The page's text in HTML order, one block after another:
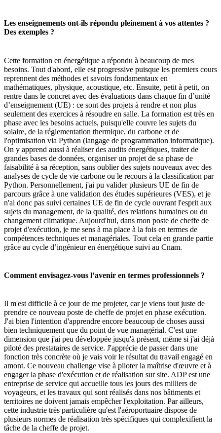
Les enseignements ont-ils répondu pleinement à vos attentes ?
Des exemples ?
Cette formation en énergétique a répondu à beaucoup de mes
besoins. Tout d'abord, elle est progressive puisque les premiers cours
reprennent des méthodes et savoirs fondamentaux en
mathématiques, physique, acoustique, etc. Ensuite, petit à petit, on
rentre dans le concret avec des évaluations dans chaque fin d’unité
d’enseignement (UE) : ce sont des projets à rendre et non plus
seulement des exercices à résoudre en salle. La formation est très en
phase avec les besoins actuels, puisqu'elle couvre les sujets du
solaire, de la réglementation thermique, du carbone et de
l'optimisation via Python (langage de programmation informatique).
On y apprend aussi à réaliser des audits énergétiques, traiter de
grandes bases de données, organiser un projet de sa phase de
faisabilité à sa réception, sans oublier des sujets nouveaux avec des
analyses de cycle de vie carbone ou le recours à la classification par
Python. Personnellement, j'ai pu valider plusieurs UE de fin de
parcours grâce à une validation des études supérieures (VES), et je
n'ai donc pas suivi certaines UE de fin de cycle ouvrant l'esprit aux
sujets du management, de la qualité, des relations humaines ou du
changement climatique. Aujourd'hui, dans mon poste de cheffe de
projet d'exécution, je me sens à ma place à la fois en termes de
compétences techniques et managériales. Tout cela en grande partie
grâce au cycle d’ingénieur en énergétique suivi au Cnam.
Comment envisagez-vous l’avenir en termes professionnels ?
Il m'est difficile à ce jour de me projeter, car je viens tout juste de
prendre ce nouveau poste de cheffe de projet en phase exécution.
J'ai bien l'intention d'apprendre encore beaucoup de choses aussi
bien techniquement que du point de vue managérial. C'est une
dimension que j'ai peu développée jusqu'à présent, même si j'ai déjà
piloté des prestataires de service. J'apprécie de passer dans une
fonction très concrète où je vais voir le résultat du travail engagé en
amont. Ce nouveau challenge vise à piloter la maîtrise d'œuvre et à
engager la phase d'exécution et de réalisation sur site. ADP est une
entreprise de service qui accueille tous les jours des milliers de
voyageurs, et les travaux qui sont réalisés dans nos bâtiments et
territoires ne doivent jamais empêcher l'exploitation. Par ailleurs,
cette industrie très particulière qu'est l'aéroportuaire dispose de
plusieurs normes de réalisation très spécifiques qui complexifient la
tâche de la cheffe de projet.